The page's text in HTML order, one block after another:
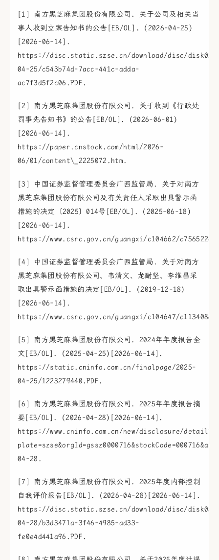
[1] 南方黑芝麻集团股份有限公司. 关于公司及相关当
事人收到立案告知书的公告[EB/OL]. (2026-04-25)
[2026-06-14].
https://disc.static.szse.cn/download/disc/disk03/
04-25/c543b74d-7acc-441c-adda-
ac7f3d5f2c06.PDF.
[2] 南方黑芝麻集团股份有限公司. 关于收到《行政处
罚事先告知书》的公告[EB/OL]. (2026-06-01)
[2026-06-14].
https://paper.cnstock.com/html/2026-
06/01/content\_2225072.htm.
[3] 中国证券监督管理委员会广西监管局. 关于对南方
黑芝麻集团股份有限公司及有关责任人采取出具警示函
措施的决定〔2025〕014号[EB/OL]. (2025-06-18)
[2026-06-14].
https://www.csrc.gov.cn/guangxi/c104662/
[4] 中国证券监督管理委员会广西监管局. 关于对南方
黑芝麻集团股份有限公司、韦清文、龙耐坚、李维昌采
取出具警示函措施的决定[EB/OL]. (2019-12-18)
[2026-06-14].
https://www.csrc.gov.cn/guangxi/c104647/
[5] 南方黑芝麻集团股份有限公司. 2024年年度报告全
文[EB/OL]. (2025-04-25)[2026-06-14].
https://static.cninfo.com.cn/finalpage/2025-
04-25/1223279440.PDF.
[6] 南方黑芝麻集团股份有限公司. 2025年年度报告摘
要[EB/OL]. (2026-04-28)[2026-06-14].
https://www.cninfo.com.cn/new/disclosure/detail?
04-28.
[7] 南方黑芝麻集团股份有限公司. 2025年度内部控制
自我评价报告[EB/OL]. (2026-04-28)[2026-06-14].
https://disc.static.szse.cn/download/disc/disk03/
04-28/b3d3471a-3f46-4985-ad33-
fe0e4d441a96.PDF.